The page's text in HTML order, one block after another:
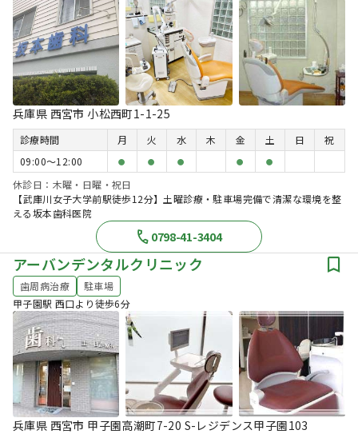
兵庫県 西宮市 小松西町1-1-25
診療時間 月 火 水 木 金 土 日
祝
09:00〜12:00
● ● ● ● ●
休診日：木曜・日曜・祝日
【武庫川女子大学前駅徒歩12分】土曜診療・駐車場完備で清潔な環境を整
える坂本歯科医院
0798-41-3404
アーバンデンタルクリニック
歯周病治療
駐車場
甲子園駅 西口より徒歩6分
兵庫県 西宮市 甲子園高潮町7-20 S-レジデンス甲子園103